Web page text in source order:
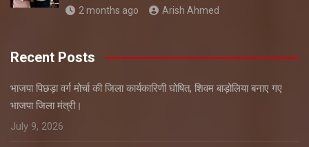
2 months ago Arish Ahmed
Recent Posts
भाजपा पिछड़ा वर्ग मोर्चा की जिला कार्यकारिणी घोषित, शिवम बाड़ोलिया बनाए गए
भाजपा जिला मंत्री।
July 9, 2026